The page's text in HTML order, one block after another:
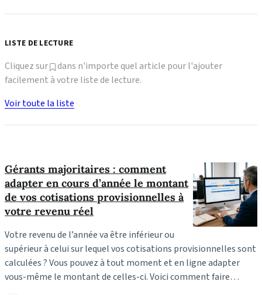
Gérants majoritaires : comment
adapter en cours d’année le montant
de vos cotisations provisionnelles à
votre revenu réel
Votre revenu de l’année va être inférieur ou
supérieur à celui sur lequel vos cotisations provisionnelles sont
calculées ? Vous pouvez à tout moment et en ligne adapter
vous-même le montant de celles-ci. Voici comment faire…
LISTE DE LECTURE
Cliquez sur
dans n'importe quel article pour l'ajouter
facilement à votre liste de lecture.
Voir toute la liste